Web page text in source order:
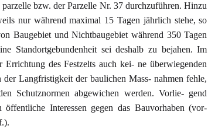
parzelle bzw. der Parzelle Nr. 37 durchzuführen. Hinzu
nur während maximal 15 Tagen jährlich stehe, so
Baugebiet und Nichtbaugebiet während 350 Tagen
Standortgebundenheit sei deshalb zu bejahen. Im
Errichtung des Festzelts auch kei- ne überwiegenden
der Langfristigkeit der baulichen Mass- nahmen fehle,
Schutznormen abgewichen werden. Vorlie- gend
öffentliche Interessen gegen das Bauvorhaben (vor-